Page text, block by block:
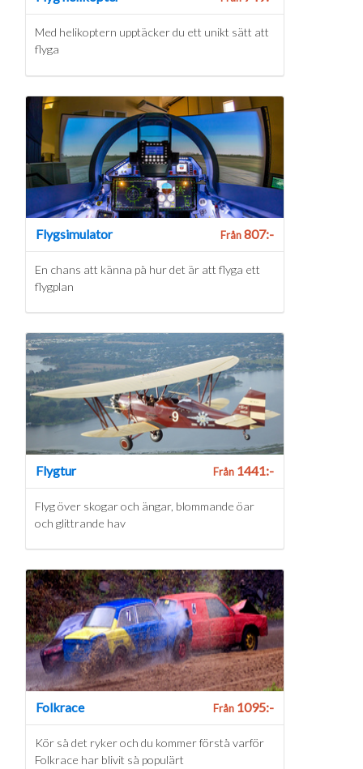
Med helikoptern upptäcker du ett unikt sätt att
flyga
Flygsimulator Från807:-
En chans att känna på hur det är att flyga ett
flygplan
Flygtur Från1441:-
Flyg över skogar och ängar, blommande öar
och glittrande hav
Folkrace Från1095:-
Kör så det ryker och du kommer förstå varför
Folkrace har blivit så populärt